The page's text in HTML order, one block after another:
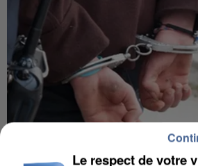
Le respect de votre